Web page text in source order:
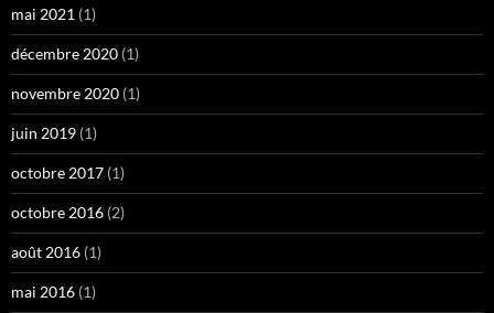
mai 2021 (1)
décembre 2020 (1)
novembre 2020 (1)
juin 2019 (1)
octobre 2017 (1)
octobre 2016 (2)
août 2016 (1)
mai 2016 (1)